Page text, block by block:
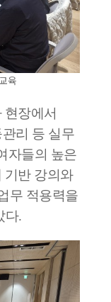
육
장에서
관리 등 실무
자들의 높은
기반 강의와
무 적용력을
다.